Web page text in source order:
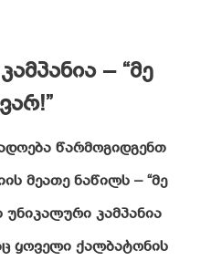
– “მე
წარმოგიდგენთ
მეათე ნაწილს – “მე
უნიკალური კამპანია
ყოველი ქალბატონის